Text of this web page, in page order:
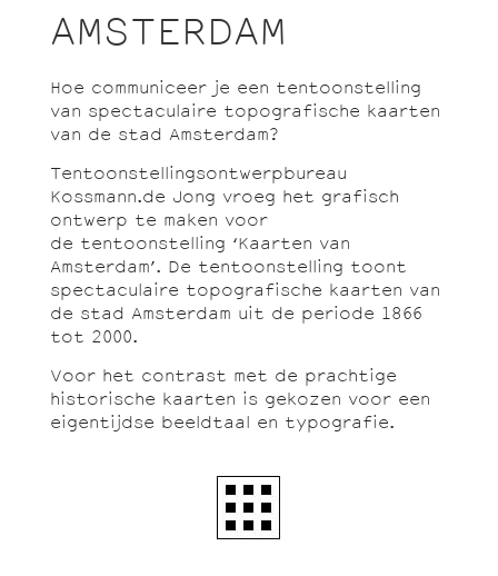
AMSTERDAM
Hoe communiceer je een tentoonstelling
van spectaculaire topografische kaarten
van de stad Amsterdam?
Tentoonstellingsontwerpbureau
Kossmann.de Jong vroeg het grafisch
ontwerp te maken voor
de tentoonstelling ‘Kaarten van
Amsterdam’. De tentoonstelling toont
spectaculaire topografische kaarten van
de stad Amsterdam uit de periode 1866
tot 2000.
Voor het contrast met de prachtige
historische kaarten is gekozen voor een
eigentijdse beeldtaal en typografie.